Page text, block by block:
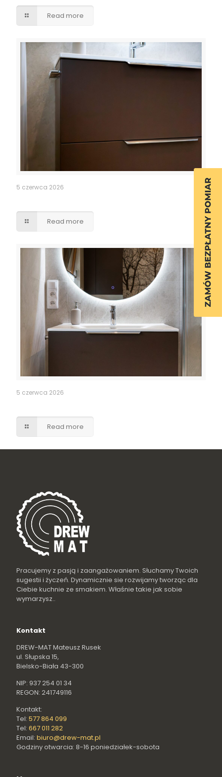
Read more
5 czerwca 2026
Read more
5 czerwca 2026
Read more
Pracujemy z pasją i zaangażowaniem. Słuchamy Twoich
sugestii i życzeń. Dynamicznie sie rozwijamy tworząc dla
Ciebie kuchnie ze smakiem. Właśnie takie jak sobie
wymarzysz..
Kontakt
DREW-MAT Mateusz Rusek
ul. Słupska 15,
Bielsko-Biała 43-300
NIP: 937 254 01 34
REGON: 241749116
Kontakt:
Tel: 577 864 099
Tel: 667 011 282
Email: biuro@drew-mat.pl
Godziny otwarcia: 8-16 poniedziałek-sobota